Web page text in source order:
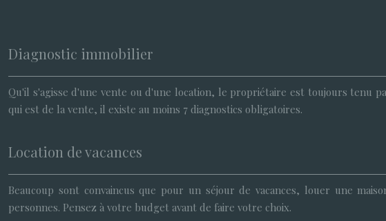
Diagnostic immobilier
Qu'il s'agisse d'une vente ou d'une location, le propriétaire est toujours tenu
qui est de la vente, il existe au moins 7 diagnostics obligatoires.
Location de vacances
Beaucoup sont convaincus que pour un séjour de vacances, louer une
personnes. Pensez à votre budget avant de faire votre choix.